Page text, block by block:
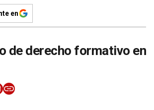
en
de derecho formativo en